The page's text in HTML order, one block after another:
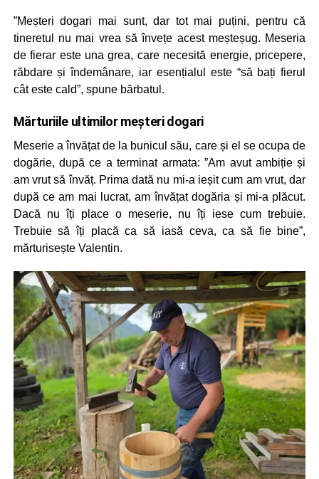
”Meșteri dogari mai sunt, dar tot mai puțini, pentru că
tineretul nu mai vrea să învețe acest meșteșug. Meseria
de fierar este una grea, care necesită energie, pricepere,
răbdare și îndemânare, iar esențialul este “să bați fierul
cât este cald”, spune bărbatul.
Mărturiile ultimilor meșteri dogari
Meserie a învățat de la bunicul său, care și el se ocupa de
dogărie, după ce a terminat armata: ”Am avut ambiție și
am vrut să învăț. Prima dată nu mi-a ieșit cum am vrut, dar
după ce am mai lucrat, am învățat dogăria și mi-a plăcut.
Dacă nu îți place o meserie, nu îți iese cum trebuie.
Trebuie să îți placă ca să iasă ceva, ca să fie bine”,
mărturisește Valentin.